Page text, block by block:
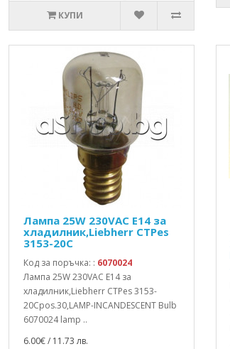
КУПИ
Лампа 25W 230VAC E14 за
хладилник,Liebherr CTPes
3153-20C
Код за поръчка: : 6070024
Лампа 25W 230VAC E14 за
хладилник,Liebherr CTPes 3153-
20Cpos.30,LAMP-INCANDESCENT Bulb
6070024 lamp ..
6.00€ / 11.73 лв.